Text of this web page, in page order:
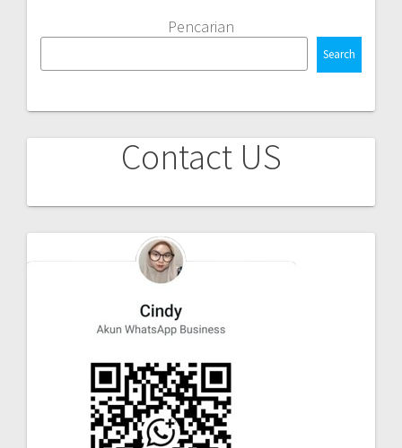
Pencarian
Search
Contact US